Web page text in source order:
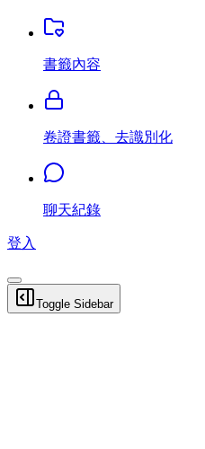
書籤內容
卷證書籤、去識別化
聊天紀錄
登入
Toggle Sidebar